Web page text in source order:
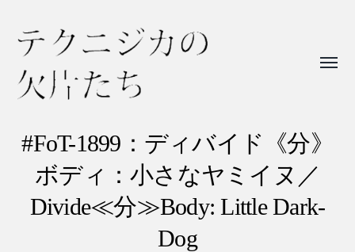
ク
ジ
カ
#FoT-1899：ディバイド《分》
ボディ：小さなヤミイヌ／
Divide≪分≫Body: Little Dark-
Dog